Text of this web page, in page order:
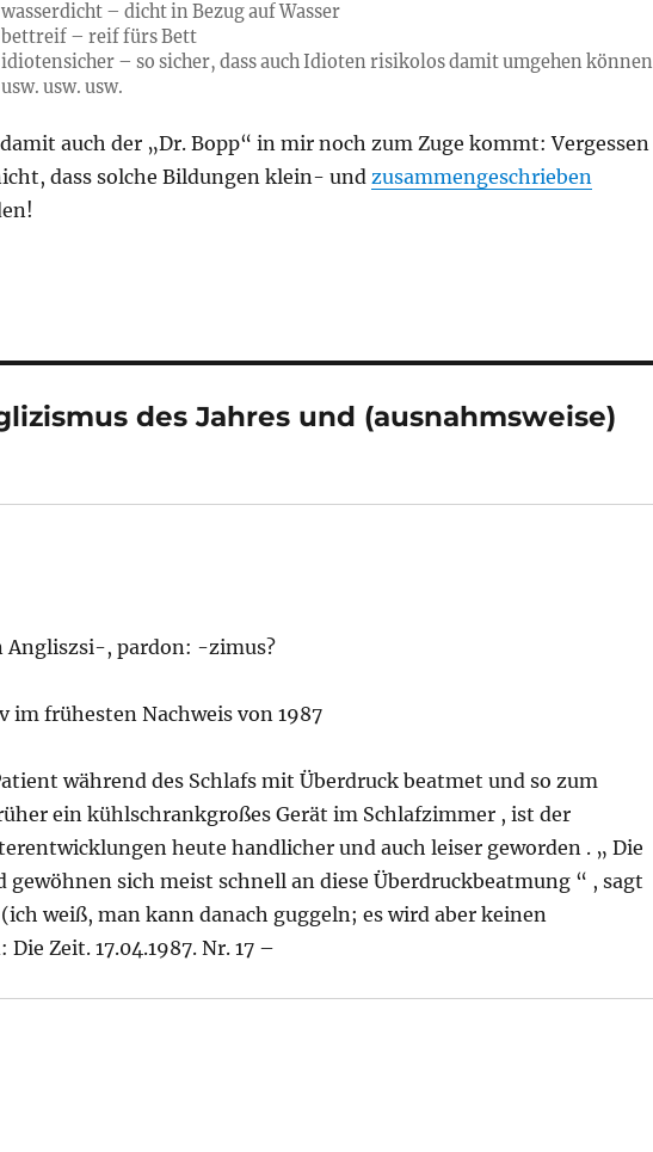
wasserdicht – dicht in Bezug auf Wasser
bettreif – reif fürs Bett
idiotensicher – so sicher, dass auch Idioten risikolos damit umgehen können
usw. usw. usw.
auch der „Dr. Bopp“ in mir noch zum Zuge kommt: Vergessen
dass solche Bildungen klein- und zusammengeschrieben
des Jahres und (ausnahmsweise)
Angliszsi-, pardon: -zimus?
im frühesten Nachweis von 1987
während des Schlafs mit Überdruck beatmet und so zum
ein kühlschrankgroßes Gerät im Schlafzimmer , ist der
heute handlicher und auch leiser geworden . „ Die
sich meist schnell an diese Überdruckbeatmung “ , sagt
weiß, man kann danach guggeln; es wird aber keinen
Zeit. 17.04.1987. Nr. 17 –